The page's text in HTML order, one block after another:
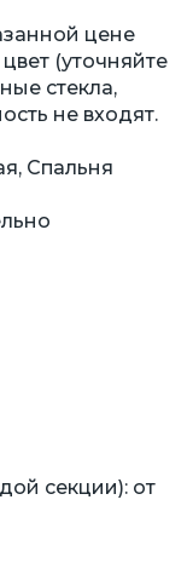
цене
(уточняйте
стекла,
не входят.
Спальня
секции): от